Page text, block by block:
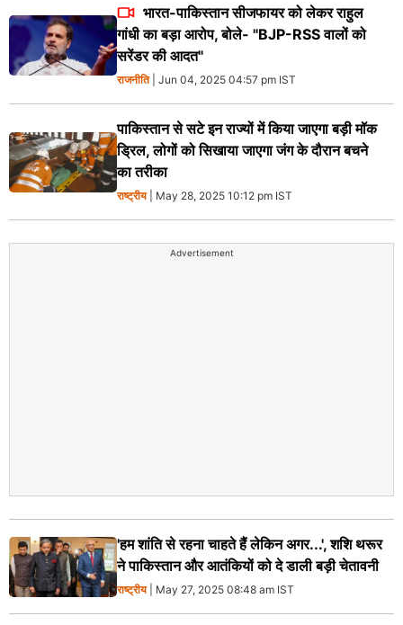
भारत-पाकिस्तान सीजफायर को लेकर राहुल
गांधी का बड़ा आरोप, बोले- "BJP-RSS वालों को
सरेंडर की आदत"
राजनीति| Jun 04, 2025 04:57 pm IST
पाकिस्तान से सटे इन राज्यों में किया जाएगा बड़ी मॉक
ड्रिल, लोगों को सिखाया जाएगा जंग के दौरान बचने
का तरीका
राष्ट्रीय| May 28, 2025 10:12 pm IST
Advertisement
'हम शांति से रहना चाहते हैं लेकिन अगर...', शशि थरूर
ने पाकिस्तान और आतंकियों को दे डाली बड़ी चेतावनी
राष्ट्रीय| May 27, 2025 08:48 am IST